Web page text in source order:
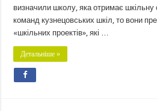
визначили школу, яка отримає
команд кузнецовських шкіл, то вони
«шкільних проектів», які …
Детальніше »